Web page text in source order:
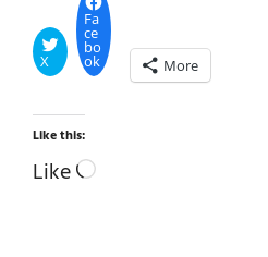
X
Fa
ce
bo
ok More
Like this:
Like Loading…